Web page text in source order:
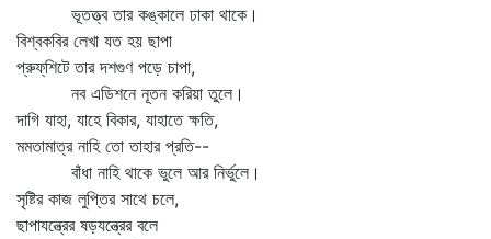
ভূতত্ত্ব তার কঙ্কালে ঢাকা থাকে।
বিশ্বকবির লেখা যত হয় ছাপা
প্রুফ্‌শিটে তার দশগুণ পড়ে চাপা,
নব এডিশনে নূতন করিয়া তুলে।
দাগি যাহা, যাহে বিকার, যাহাতে ক্ষতি,
মমতামাত্র নাহি তো তাহার প্রতি--
বাঁধা নাহি থাকে ভুলে আর নির্ভুলে।
সৃষ্টির কাজ লুপ্তির সাথে চলে,
ছাপাযন্ত্রের ষড়যন্ত্রের বলে